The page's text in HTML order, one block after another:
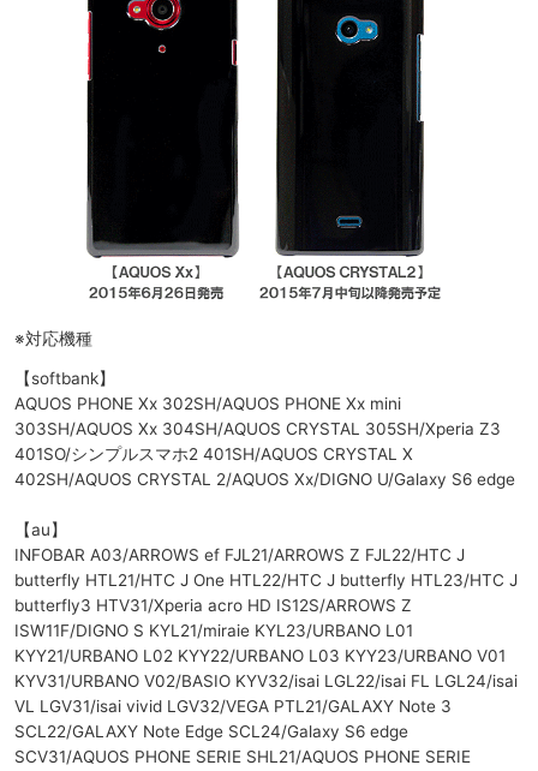
※対応機種
【softbank】
AQUOS PHONE Xx 302SH/AQUOS PHONE Xx mini
303SH/AQUOS Xx 304SH/AQUOS CRYSTAL 305SH/Xperia Z3
401SO/シンプルスマホ2 401SH/AQUOS CRYSTAL X
402SH/AQUOS CRYSTAL 2/AQUOS Xx/DIGNO U/Galaxy S6 edge
【au】
INFOBAR A03/ARROWS ef FJL21/ARROWS Z FJL22/HTC J
butterfly HTL21/HTC J One HTL22/HTC J butterfly HTL23/HTC J
butterfly3 HTV31/Xperia acro HD IS12S/ARROWS Z
ISW11F/DIGNO S KYL21/miraie KYL23/URBANO L01
KYY21/URBANO L02 KYY22/URBANO L03 KYY23/URBANO V01
KYV31/URBANO V02/BASIO KYV32/isai LGL22/isai FL LGL24/isai
VL LGV31/isai vivid LGV32/VEGA PTL21/GALAXY Note 3
SCL22/GALAXY Note Edge SCL24/Galaxy S6 edge
SCV31/AQUOS PHONE SERIE SHL21/AQUOS PHONE SERIE